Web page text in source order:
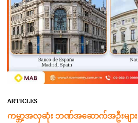
ARTICLES
ကမ္ဘာ့အလှဆုံး ဘဏ်အဆောက်အဦးများ